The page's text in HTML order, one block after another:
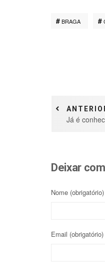
BRAGA
Já é
Deixar
Nome (obrigatório)
Email (obrigatório)